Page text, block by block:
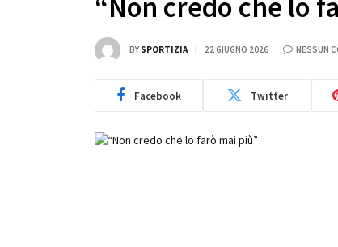
“Non credo che lo
BY SPORTIZIA 22 GIUGNO 2026 NESSUN
Facebook Twitter